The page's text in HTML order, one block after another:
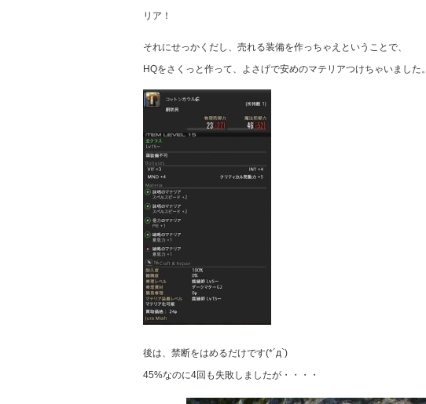
リア！
それにせっかくだし、売れる装備を作っちゃえということで、
HQをさくっと作って、よさげで安めのマテリアつけちゃいました。
後は、禁断をはめるだけです(*´д`)
45%なのに4回も失敗しましたが・・・・